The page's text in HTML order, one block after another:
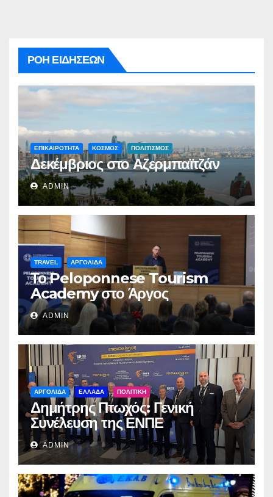
ΡΟΗ ΕΙΔΗΣΕΩΝ
ΕΠΙΚΑΙΡΟΤΗΤΑ ΚΟΣΜΟΣ ΠΟΛΙΤΙΣΜΟΣ
Δεκέμβριος στο Αζερμπαϊτζάν
ADMIN
TRAVEL ΑΡΓΟΛΙΔΑ
Το Peloponnese Tourism
Academy στο Άργος
ADMIN
ΑΡΓΟΛΙΔΑ ΕΛΛΑΔΑ ΠΟΛΙΤΙΚΗ
Δημήτρης Πτωχός: Γενική
Συνέλευση της ΕΝΠΕ
ADMIN